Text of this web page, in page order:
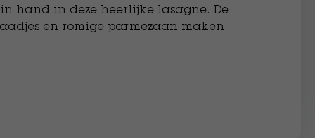
hand in deze heerlijke lasagne. De
en romige parmezaan maken